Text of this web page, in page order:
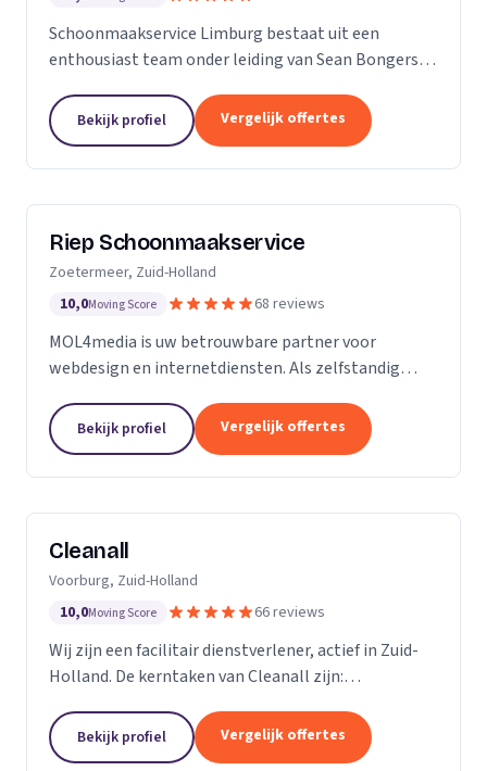
Schoonmaakservice Limburg bestaat uit een
enthousiast team onder leiding van Sean Bongers,
een aantal jaren in de schoonmaakbranche
werkzaam te...
Bekijk profiel Vergelijk offertes
Riep Schoonmaakservice
Zoetermeer, Zuid-Holland
10,0Moving Score 68 reviews
MOL4media is uw betrouwbare partner voor
webdesign en internetdiensten. Als zelfstandig
Content Management Systeem Joomla, zet ik, Ton
van der Helm,...
Bekijk profiel Vergelijk offertes
Cleanall
Voorburg, Zuid-Holland
10,0Moving Score 66 reviews
Wij zijn een facilitair dienstverlener, actief in Zuid-
Holland. De kerntaken van Cleanall zijn:
wij aanbieden in particulieren en zakelijke
omgevingen....
Bekijk profiel Vergelijk offertes